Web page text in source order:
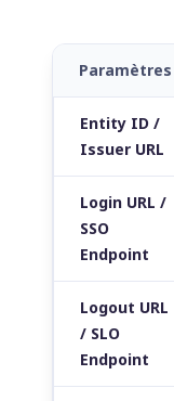
Paramètres
Entity ID /
Issuer URL
Login URL /
SSO
Endpoint
Logout URL
/ SLO
Endpoint